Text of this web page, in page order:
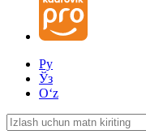
Ру
Ўз
Oʻz